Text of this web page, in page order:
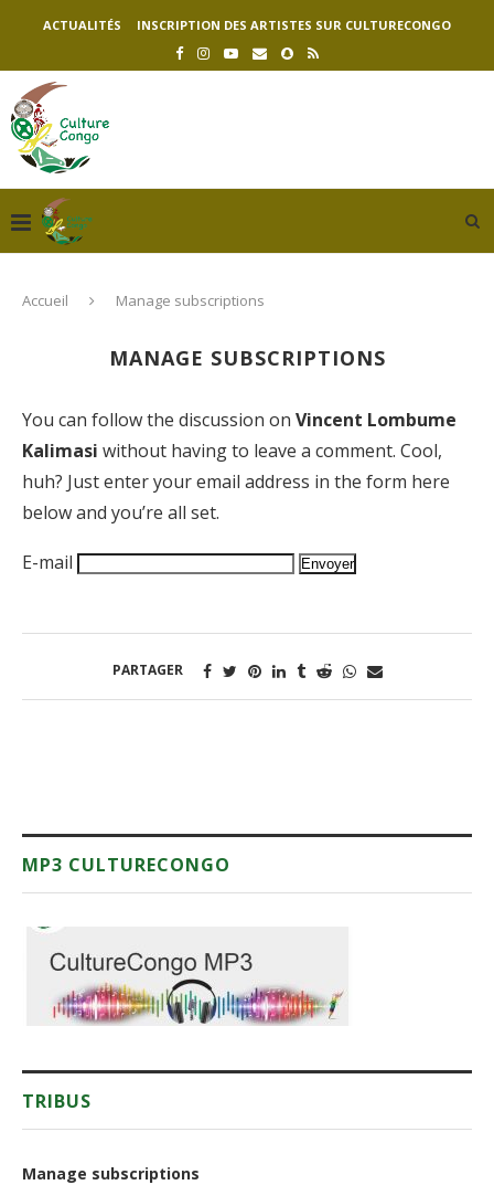
ACTUALITÉS INSCRIPTION DES ARTISTES SUR CULTURECONGO
Accueil Manage subscriptions
MANAGE SUBSCRIPTIONS
You can follow the discussion on Vincent Lombume
Kalimasi without having to leave a comment. Cool,
huh? Just enter your email address in the form here
below and you’re all set.
E-mail
PARTAGER
MP3 CULTURECONGO
TRIBUS
Manage subscriptions